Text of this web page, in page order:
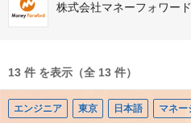
株式会社マネーフォワード
13 件 を表示（全 13 件）
エンジニア 東京 日本語